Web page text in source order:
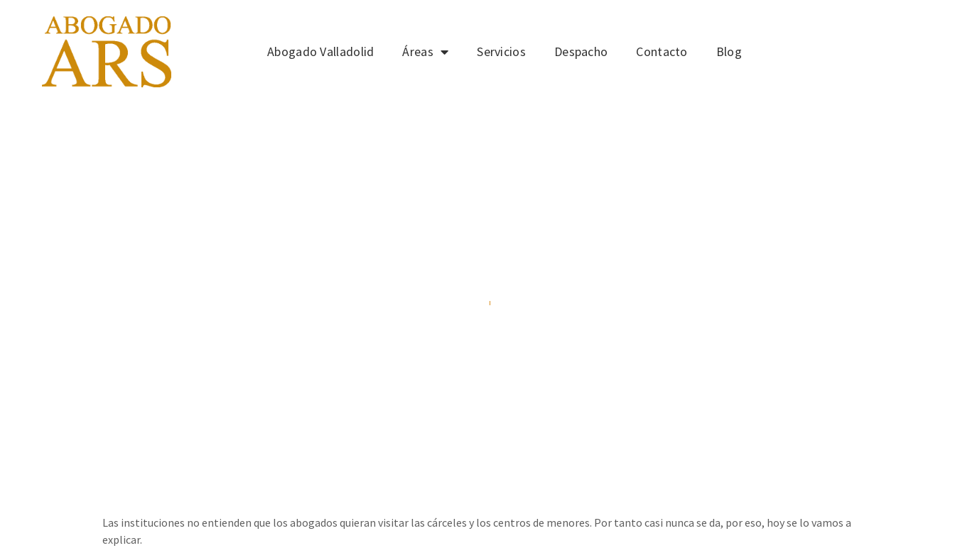
Abogado Valladolid Áreas Servicios Despacho Contacto Blog
Las instituciones no entienden que los abogados quieran visitar las cárceles y los centros de menores. Por tanto casi nunca se da, por eso, hoy se lo vamos a
explicar.